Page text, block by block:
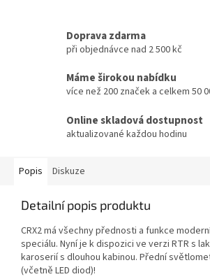
Doprava zdarma
při objednávce nad 2 500 kč
Máme širokou nabídku
více než 200 značek a celkem 50
Online skladová dostupnost
aktualizované každou hodinu
Popis Diskuze
Detailní popis produktu
CRX2 má všechny přednosti a funkce
speciálu. Nyní je k dispozici ve verzi RTR s
karoserií s dlouhou kabinou. Přední
(včetně LED diod)!